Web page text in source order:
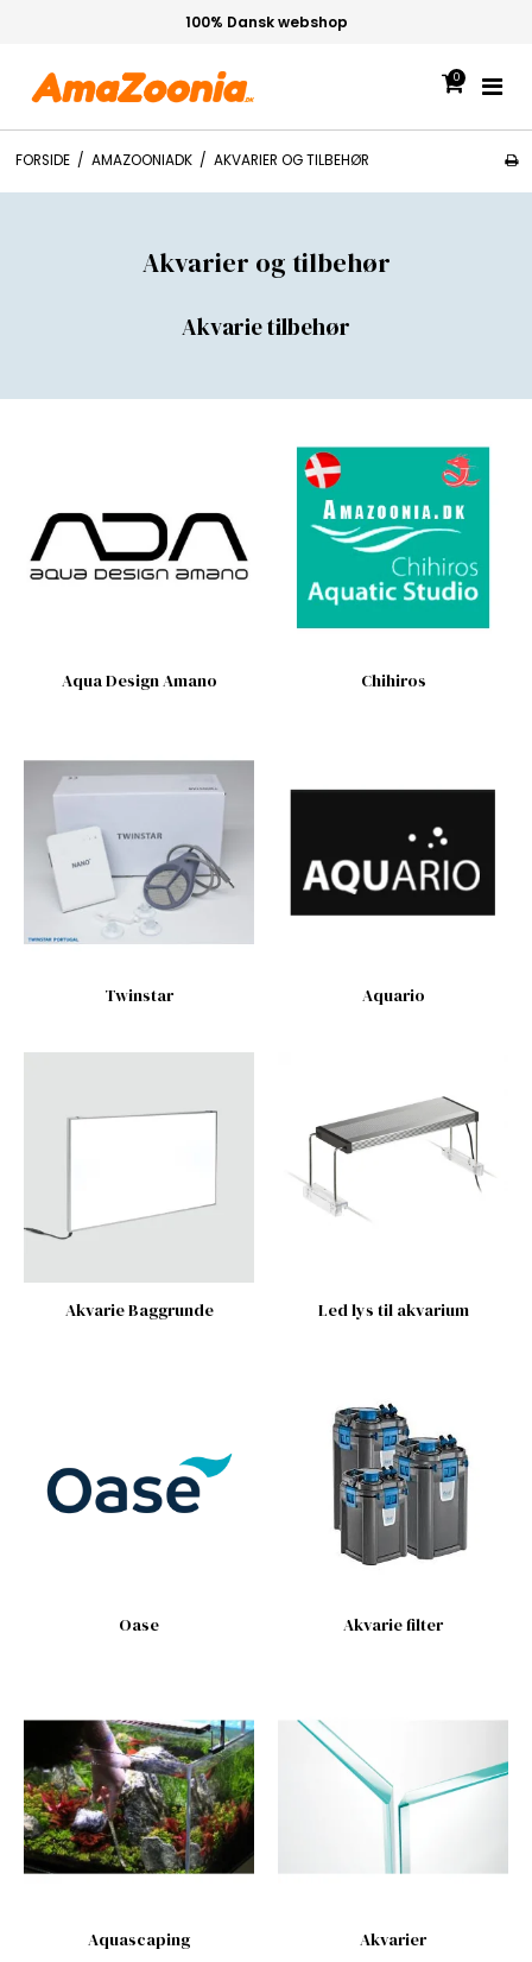
CO2 Specialist
0
FORSIDE / AMAZOONIADK / AKVARIER OG TILBEHØR
Akvarier og tilbehør
Akvarie tilbehør
Aqua Design Amano Chihiros
Twinstar Aquario
Akvarie Baggrunde Led lys til akvarium
Oase Akvarie filter
Aquascaping Akvarier